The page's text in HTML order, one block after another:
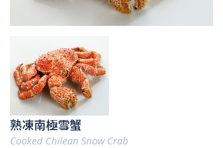
熟凍南極雪蟹
Cooked Chilean Snow Crab